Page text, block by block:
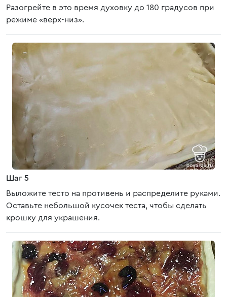
Разогрейте в это время духовку до 180 градусов при
режиме «верх-низ».
Шаг 5
Выложите тесто на противень и распределите руками.
Оставьте небольшой кусочек теста, чтобы сделать
крошку для украшения.